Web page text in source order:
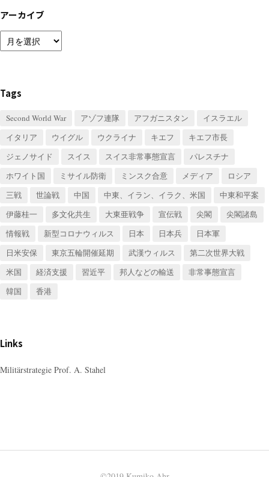
アーカイブ
ー
ブ
Tags
Second World War アゾフ連隊 アフガニスタン
イスラエル
イタリア
ウイグル ウクライナ キエフ
キエフ市長
ジェノサイド
スイス スイス非常事態宣言
パレスチナ
ホワイト国
ミサイル防衛 ミンスク合意 メディア
ロシア
三戦
世論戦 中国 中東、イラン、イラク、米国
中東和平案
伊藤桂一
多文化共生 大東亜戦争 宣伝戦 尖閣
尖閣諸島
情報戦
新型コロナウィルス 日本 日本兵
日本軍
日米安保
東京五輪開催延期 武漢ウィルス
第二次世界大戦
米国
経済支援 習近平 邦人などの輸送
非常事態宣言
韓国
香港
Links
Militärstrategie Prof. A. Stahel